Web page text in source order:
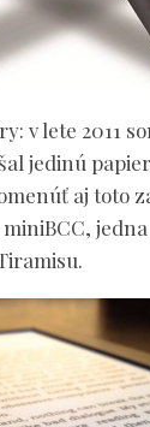
v lete 2011
jedinú
aj toto